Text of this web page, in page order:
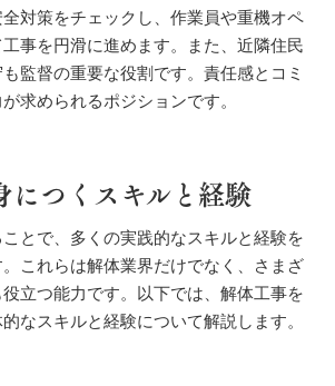
対策をチェックし、作業員や重機オペ
事を円滑に進めます。また、近隣住民
監督の重要な役割です。責任感とコミ
求められるポジションです。
につくスキルと経験
とで、多くの実践的なスキルと経験を
これらは解体業界だけでなく、さまざ
立つ能力です。以下では、解体工事を
なスキルと経験について解説します。